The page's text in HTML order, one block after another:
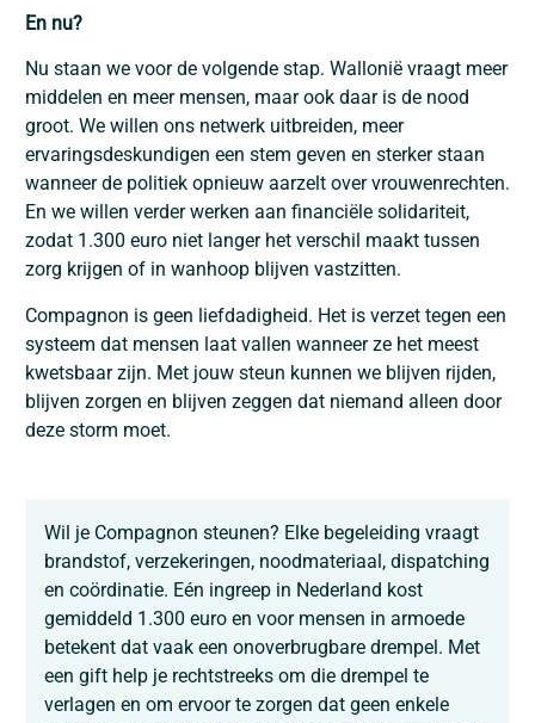
En nu?
Nu staan we voor de volgende stap. Wallonië vraagt meer
middelen en meer mensen, maar ook daar is de nood
groot. We willen ons netwerk uitbreiden, meer
ervaringsdeskundigen een stem geven en sterker staan
wanneer de politiek opnieuw aarzelt over vrouwenrechten.
En we willen verder werken aan financiële solidariteit,
zodat 1.300 euro niet langer het verschil maakt tussen
zorg krijgen of in wanhoop blijven vastzitten.
Compagnon is geen liefdadigheid. Het is verzet tegen een
systeem dat mensen laat vallen wanneer ze het meest
kwetsbaar zijn. Met jouw steun kunnen we blijven rijden,
blijven zorgen en blijven zeggen dat niemand alleen door
deze storm moet.
Wil je Compagnon steunen? Elke begeleiding vraagt
brandstof, verzekeringen, noodmateriaal, dispatching
en coördinatie. Eén ingreep in Nederland kost
gemiddeld 1.300 euro en voor mensen in armoede
betekent dat vaak een onoverbrugbare drempel. Met
een gift help je rechtstreeks om die drempel te
verlagen en om ervoor te zorgen dat geen enkele